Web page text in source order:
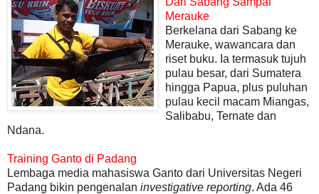
Merauke
Berkelana dari Sabang ke
Merauke, wawancara dan
riset buku. Ia termasuk tujuh
pulau besar, dari Sumatera
hingga Papua, plus puluhan
pulau kecil macam Miangas,
Salibabu, Ternate dan
Ndana.
Training Ganto di Padang
Lembaga media mahasiswa Ganto dari Universitas Negeri
Padang bikin pengenalan investigative reporting. Ada 46